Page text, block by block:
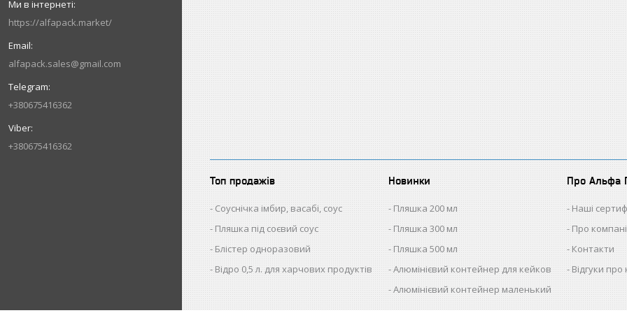
https://alfapack.market/
alfapack.sales@gmail.com
+380675416362
+380675416362
Топ продажів
Соуснічка імбир, васабі, соус
Пляшка під соєвий соус
Блістер одноразовий
Відро 0,5 л. для харчових продуктів
Новинки
Пляшка 200 мл
Пляшка 300 мл
Пляшка 500 мл
Алюмінієвий контейнер для кейков
Алюмінієвий контейнер маленький
Про Альфа
Наші
Про
Контакти
Відгуки про